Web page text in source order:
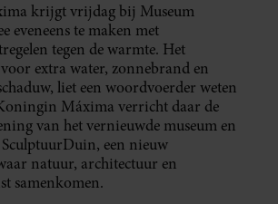
krijgt vrijdag bij Museum
eveneens te maken met
tegen de warmte. Het
extra water, zonnebrand en
liet een woordvoerder weten
Máxima verricht daar de
van het vernieuwde museum en
een nieuw
natuur, architectuur en
samenkomen.